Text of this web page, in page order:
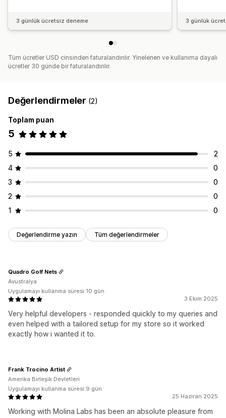
3 günlük ücretsiz deneme 3 günlük
Tüm ücretler USD cinsinden faturalandırılır. Yinelenen ve kullanıma dayalı
ücretler 30 günde bir faturalandırılır.
Değerlendirmeler (2)
Toplam puan
5
5
2
4
0
3
0
2
0
1
0
Değerlendirme yazın Tüm değerlendirmeler
3 Ekim 2025
Very helpful developers - responded quickly to my queries and
even helped with a tailored setup for my store so it worked
exactly how i wanted it to.
Quadro Golf Nets
Avustralya
Uygulamayı kullanma süresi:10 gün
25 Haziran 2025
Working with Molina Labs has been an absolute pleasure from
Frank Trocino Artist
Amerika Birleşik Devletleri
Uygulamayı kullanma süresi:9 gün